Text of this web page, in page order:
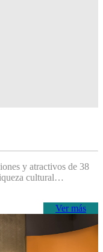
y atractivos de 38
cultural…
Ver más